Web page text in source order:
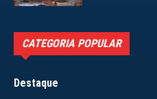
CATEGORIA POPULAR
Destaque